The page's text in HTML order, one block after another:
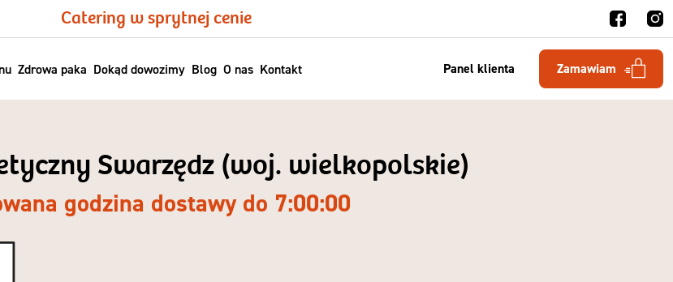
Catering w sprytnej cenie
Panel klienta Zamawiam
Zdrowa paka Dokąd dowozimy Blog O nas Kontakt
Swarzędz (woj. wielkopolskie)
godzina dostawy do 7:00:00